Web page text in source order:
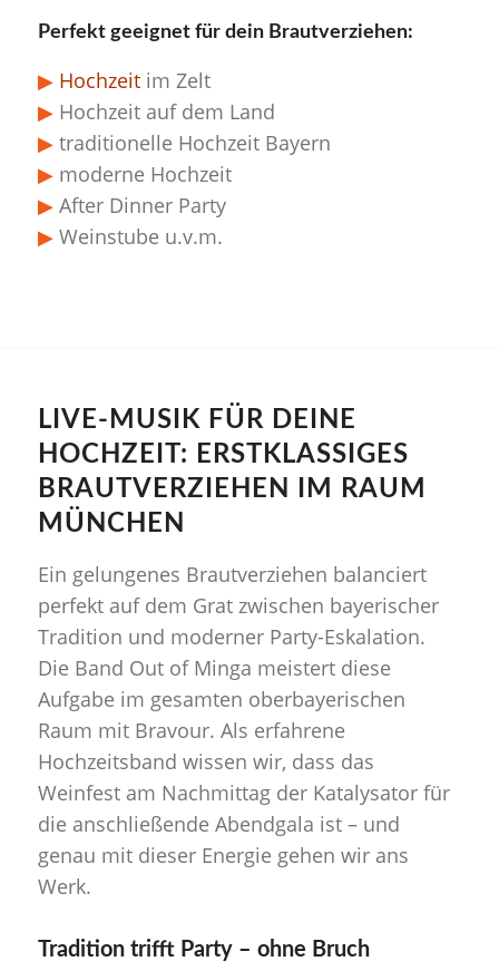
Perfekt geeignet für dein Brautverziehen:
▶ Hochzeitim Zelt
▶Hochzeit auf dem Land
▶traditionelle Hochzeit Bayern
▶moderne Hochzeit
▶After Dinner Party
▶Weinstube u.v.m.
LIVE-MUSIK FÜR DEINE
HOCHZEIT: ERSTKLASSIGES
BRAUTVERZIEHEN IM RAUM
MÜNCHEN
Ein gelungenes Brautverziehen balanciert
perfekt auf dem Grat zwischen bayerischer
Tradition und moderner Party-Eskalation.
Die Band Out of Minga meistert diese
Aufgabe im gesamten oberbayerischen
Raum mit Bravour. Als erfahrene
Hochzeitsband wissen wir, dass das
Weinfest am Nachmittag der Katalysator für
die anschließende Abendgala ist – und
genau mit dieser Energie gehen wir ans
Werk.
Tradition trifft Party – ohne Bruch